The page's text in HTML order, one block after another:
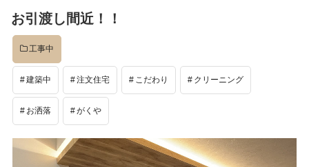
日:
お引渡し間近！！
工事中
建築中 注文住宅 こだわり クリーニング
お洒落 がくや